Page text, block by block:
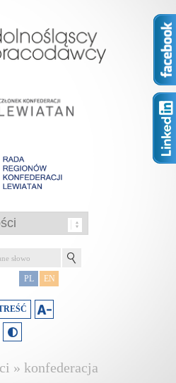
PL EN
» konfederacja